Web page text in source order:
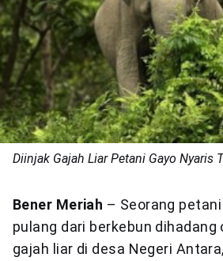
Diinjak Gajah Liar Petani Gayo Nyaris
Bener Meriah – Seorang
pulang dari berkebun dihadang
gajah liar di desa Negeri